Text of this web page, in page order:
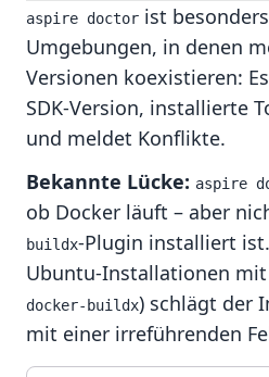
aspire doctor ist
Umgebungen, in denen
Versionen koexistieren:
SDK-Version, installierte
und meldet Konflikte.
Bekannte Lücke: aspire
ob Docker läuft – aber
buildx-Plugin installiert
Ubuntu-Installationen mit
docker-buildx) schlägt der
mit einer irreführenden